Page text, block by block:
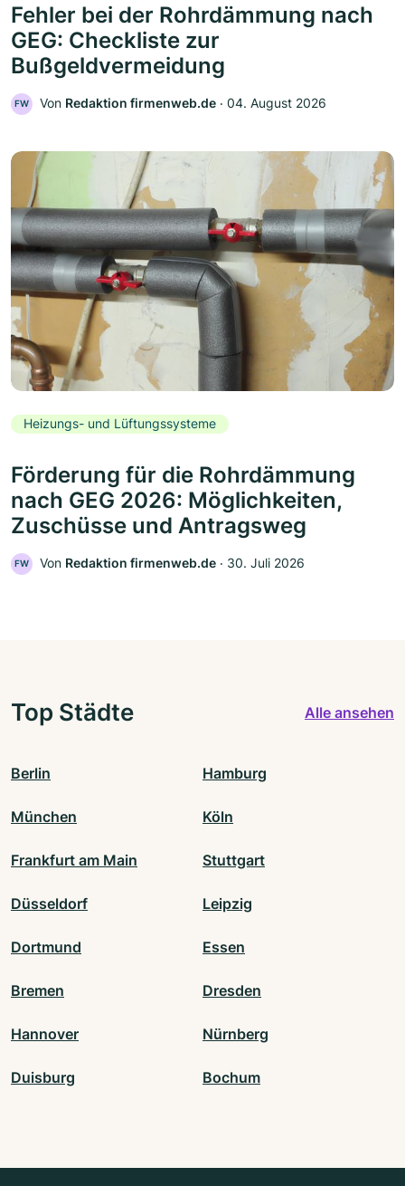
Fehler bei der Rohrdämmung nach
GEG: Checkliste zur
Bußgeldvermeidung
FW Von Redaktion firmenweb.de ‧ 04. August 2026
Heizungs- und Lüftungssysteme
Förderung für die Rohrdämmung
nach GEG 2026: Möglichkeiten,
Zuschüsse und Antragsweg
FW Von Redaktion firmenweb.de ‧ 30. Juli 2026
Top Städte Alle ansehen
Berlin Hamburg
München Köln
Frankfurt am Main Stuttgart
Düsseldorf Leipzig
Dortmund Essen
Bremen Dresden
Hannover Nürnberg
Duisburg Bochum